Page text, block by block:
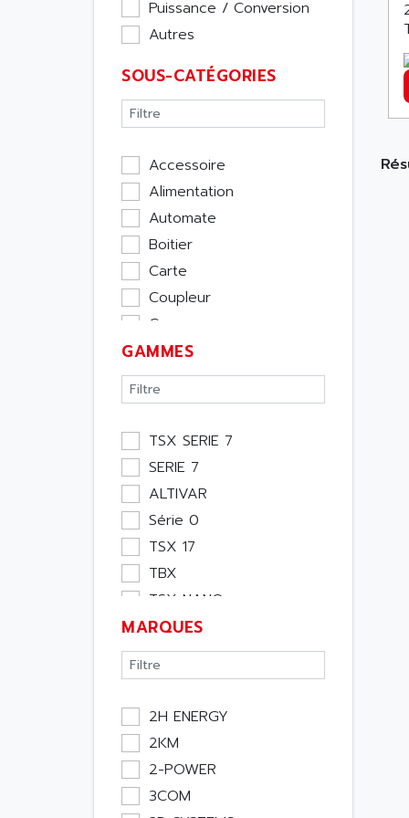
Puissance / Conversion
Autres
SOUS-CATÉGORIES
Accessoire
Alimentation
Automate
Boitier
Carte
Coupleur
Cpu
Ecran
Entrée / Sortie
Memoire
Module Métier
Moteur
Pupitre Opérateur
Rack
Etude
Software
Variateur
Actif
Consommable
Energie
Optoélectronique
Passif
Bureau
GAMMES
TSX SERIE 7
SERIE 7
ALTIVAR
Série 0
TSX 17
TBX
TSX NANO
TSX PREMIUM
ASI
APRIL 5000
XUD
TSX MICRO
MAGELIS
TCCX
CCX17
MARQUES
2H ENERGY
2KM
2-POWER
3COM